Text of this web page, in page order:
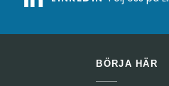
BÖRJA HÄR